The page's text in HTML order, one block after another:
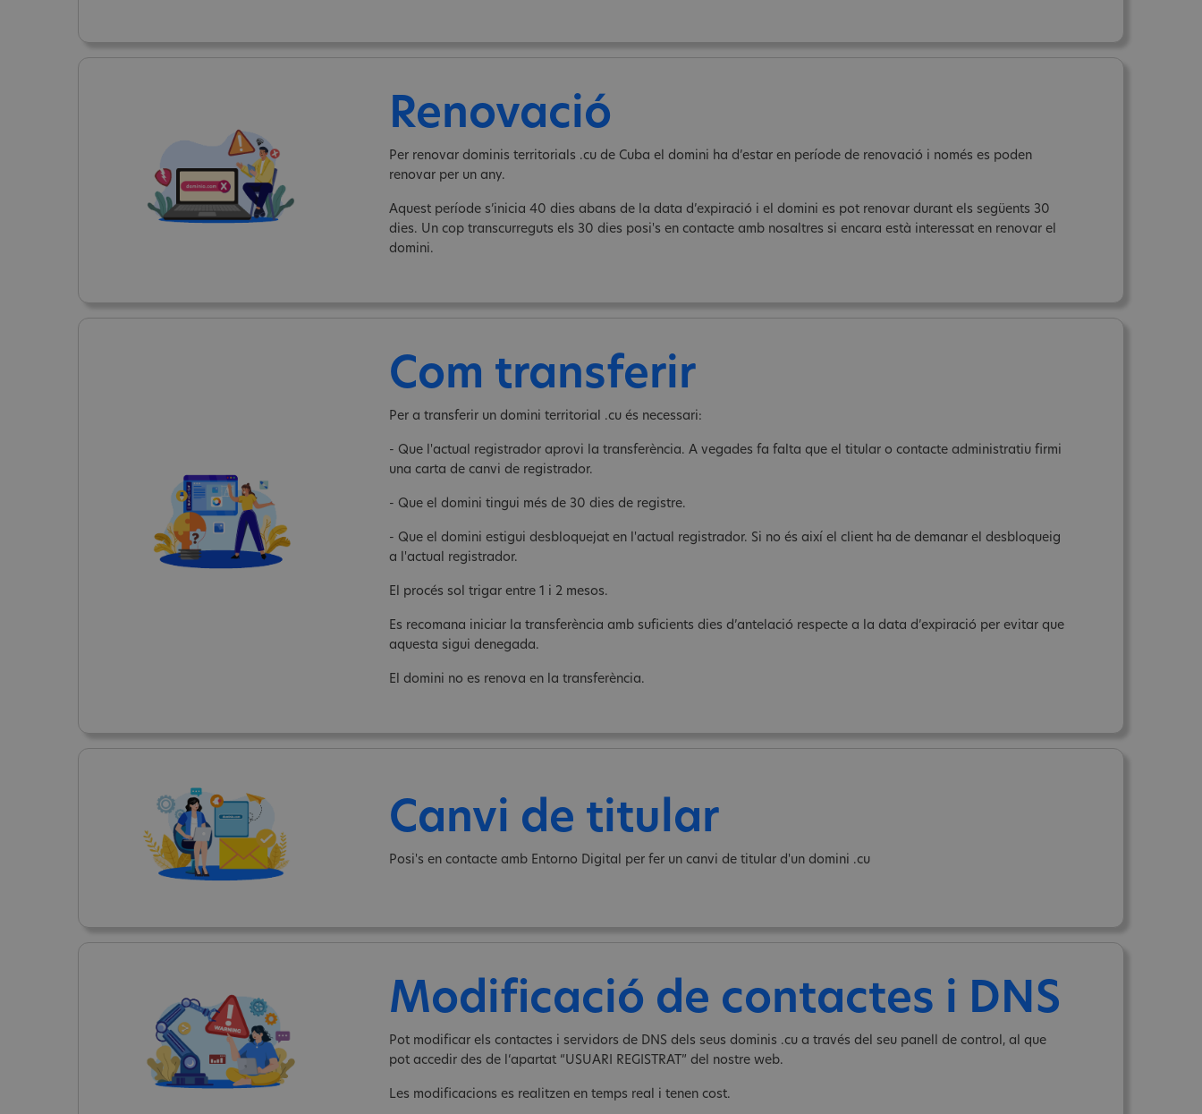
Renovació
Per renovar dominis territorials .cu de Cuba el domini ha d’estar en període de renovació i només es poden
renovar per un any.
Aquest període s’inicia 40 dies abans de la data d’expiració i el domini es pot renovar durant els següents 30
dies. Un cop transcurreguts els 30 dies posi's en contacte amb nosaltres si encara està interessat en renovar el
domini.
Com transferir
Per a transferir un domini territorial .cu és necessari:
- Que l'actual registrador aprovi la transferència. A vegades fa falta que el titular o contacte administratiu firmi
una carta de canvi de registrador.
- Que el domini tingui més de 30 dies de registre.
- Que el domini estigui desbloquejat en l'actual registrador. Si no és així el client ha de demanar el desbloqueig
a l'actual registrador.
El procés sol trigar entre 1 i 2 mesos.
Es recomana iniciar la transferència amb suficients dies d’antelació respecte a la data d’expiració per evitar que
aquesta sigui denegada.
El domini no es renova en la transferència.
Canvi de titular
Posi's en contacte amb Entorno Digital per fer un canvi de titular d'un domini .cu
Modificació de contactes i DNS
Pot modificar els contactes i servidors de DNS dels seus dominis .cu a través del seu panell de control, al que
pot accedir des de l‘apartat “USUARI REGISTRAT” del nostre web.
Les modificacions es realitzen en temps real i tenen cost.